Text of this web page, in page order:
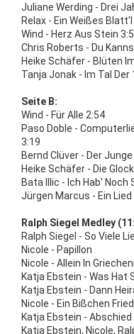
Juliane Werding - Drei
Relax - Ein Weißes
Wind - Herz Aus Stein
Chris Roberts - Du
Heike Schäfer - Blüten
Tanja Jonak - Im Tal Der
Seite B:
Wind - Für Alle 2:54
Paso Doble -
3:19
Bernd Clüver - Der
Heike Schäfer - Die
Bata Illic - Ich Hab' Noch
Jürgen Marcus - Ein
Ralph Siegel Medley
Ralph Siegel - So Viele
Nicole - Papillon
Nicole - Allein In
Katja Ebstein - Was Hat
Katja Ebstein - Dann
Nicole - Ein Bißchen
Katja Ebstein -
Katja Ebstein, Nicole,